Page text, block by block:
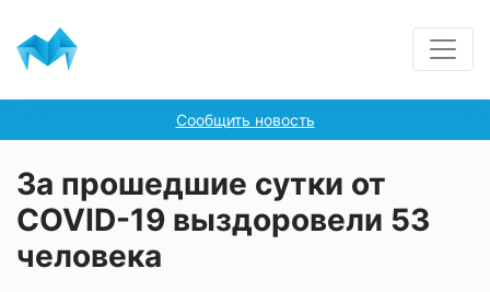
Сообщить новость
За прошедшие сутки от
COVID-19 выздоровели 53
человека